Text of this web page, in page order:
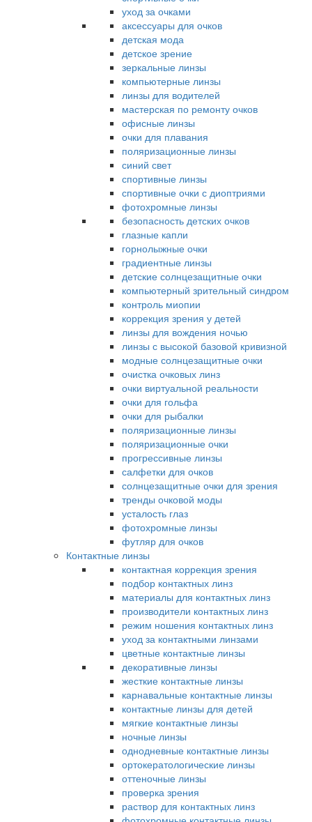
уход за очками
аксессуары для очков
детская мода
детское зрение
зеркальные линзы
компьютерные линзы
линзы для водителей
мастерская по ремонту очков
офисные линзы
очки для плавания
поляризационные линзы
синий свет
спортивные линзы
спортивные очки с диоптриями
фотохромные линзы
безопасность детских очков
глазные капли
горнолыжные очки
градиентные линзы
детские солнцезащитные очки
компьютерный зрительный синдром
контроль миопии
коррекция зрения у детей
линзы для вождения ночью
линзы с высокой базовой кривизной
модные солнцезащитные очки
очистка очковых линз
очки виртуальной реальности
очки для гольфа
очки для рыбалки
поляризационные линзы
поляризационные очки
прогрессивные линзы
салфетки для очков
солнцезащитные очки для зрения
тренды очковой моды
усталость глаз
фотохромные линзы
футляр для очков
Контактные линзы
контактная коррекция зрения
подбор контактных линз
материалы для контактных линз
производители контактных линз
режим ношения контактных линз
уход за контактными линзами
цветные контактные линзы
декоративные линзы
жесткие контактные линзы
карнавальные контактные линзы
контактные линзы для детей
мягкие контактные линзы
ночные линзы
однодневные контактные линзы
ортокератологические линзы
оттеночные линзы
проверка зрения
раствор для контактных линз